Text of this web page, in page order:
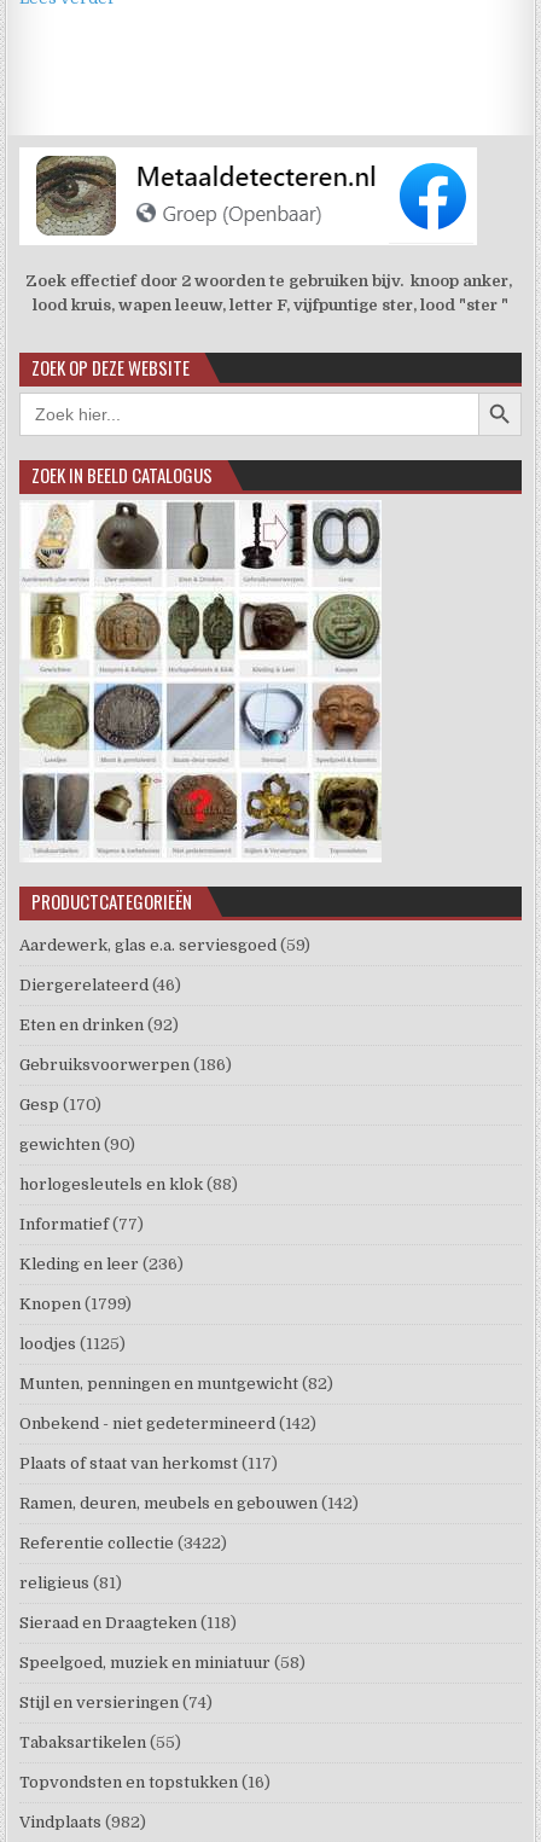
Zoek effectief door 2 woorden te gebruiken bijv. knoop anker,
lood kruis, wapen leeuw, letter F, vijfpuntige ster, lood "ster "
ZOEK OP DEZE WEBSITE
Zoek
naar:
ZOEK IN BEELD CATALOGUS
PRODUCTCATEGORIEËN
Aardewerk, glas e.a. serviesgoed (59)
Diergerelateerd (46)
Eten en drinken (92)
Gebruiksvoorwerpen (186)
Gesp (170)
gewichten (90)
horlogesleutels en klok (88)
Informatief (77)
Kleding en leer (236)
Knopen (1799)
loodjes (1125)
Munten, penningen en muntgewicht (82)
Onbekend - niet gedetermineerd (142)
Plaats of staat van herkomst (117)
Ramen, deuren, meubels en gebouwen (142)
Referentie collectie (3422)
religieus (81)
Sieraad en Draagteken (118)
Speelgoed, muziek en miniatuur (58)
Stijl en versieringen (74)
Tabaksartikelen (55)
Topvondsten en topstukken (16)
Vindplaats (982)